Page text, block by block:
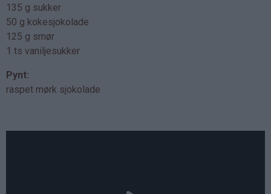
135 g sukker
50 g kokesjokolade
125 g smør
1 ts vaniljesukker
Pynt:
raspet mørk sjokolade